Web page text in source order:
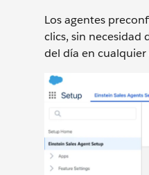
Los agentes
clics, sin necesidad
del día en cualquier